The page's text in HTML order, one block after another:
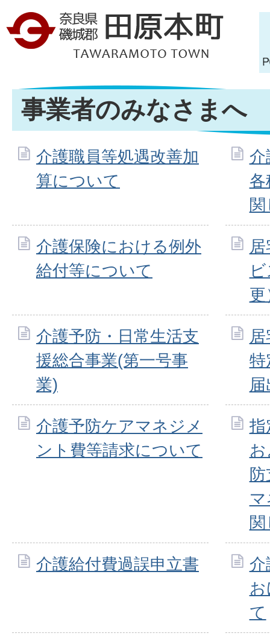
事業者のみなさまへ
介護職員等処遇改善加
算について
各
介護保険における例外
給付等について
更
介護予防・日常生活支
援総合事業(第一号事
業)
特
介護予防ケアマネジメ
ント費等請求について
指
介護給付費過誤申立書
て